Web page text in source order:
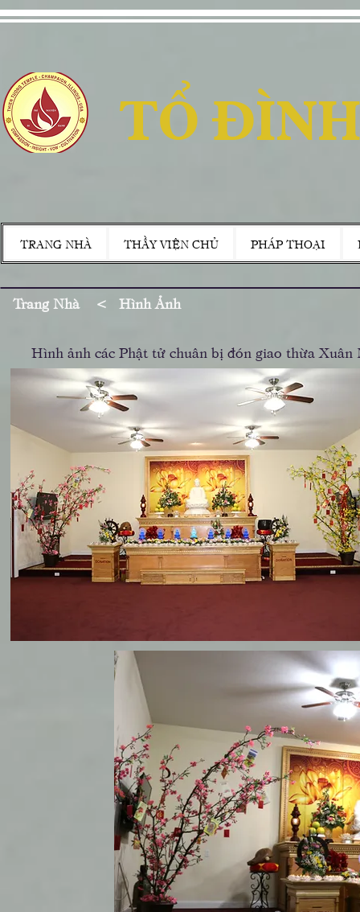
TỔ
TRANG NHÀ THẦY VIỆN CHỦ PHÁP THOẠI
Trang Nhà < Hình Ảnh
Hình ảnh các Phật tử chuân bị đón giao thừa Xuân
Hình Ảnh